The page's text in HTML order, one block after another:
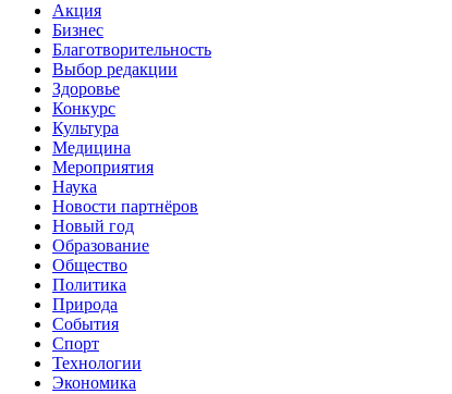
Акция
Бизнес
Благотворительность
Выбор редакции
Здоровье
Конкурс
Культура
Медицина
Мероприятия
Наука
Новости партнёров
Новый год
Образование
Общество
Политика
Природа
События
Спорт
Технологии
Экономика